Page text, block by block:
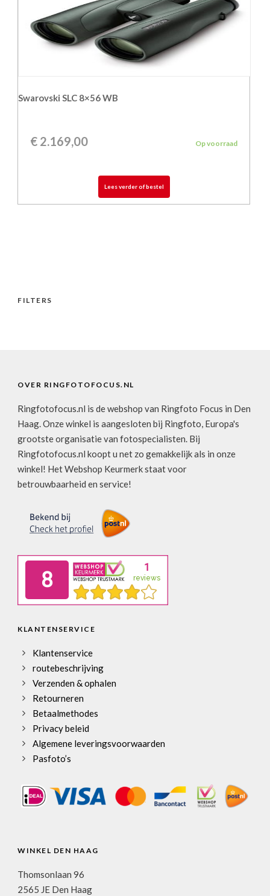
Swarovski SLC 8×56 WB
€ 2.169,00 Op voorraad
Lees verder of bestel
FILTERS
OVER RINGFOTOFOCUS.NL
Ringfotofocus.nl is de webshop van Ringfoto Focus in Den
Haag. Onze winkel is aangesloten bij Ringfoto, Europa's
grootste organisatie van fotospecialisten. Bij
Ringfotofocus.nl koopt u net zo gemakkelijk als in onze
winkel! Het Webshop Keurmerk staat voor
betrouwbaarheid en service!
KLANTENSERVICE
Klantenservice
routebeschrijving
Verzenden & ophalen
Retourneren
Betaalmethodes
Privacy beleid
Algemene leveringsvoorwaarden
Pasfoto’s
WINKEL DEN HAAG
Thomsonlaan 96
2565 JE Den Haag